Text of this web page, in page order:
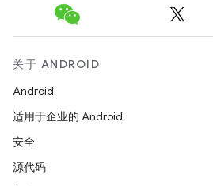
关于 ANDROID
Android
适用于企业的 Android
安全
源代码